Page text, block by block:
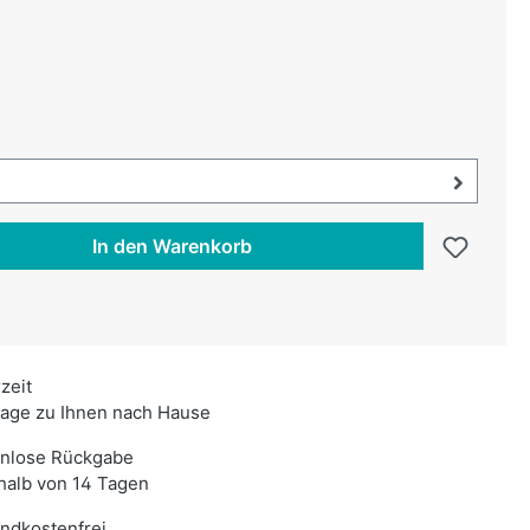
öffnen, aktuell ausgewählt:
In den Warenkorb
zu Ihnen nach Hause
Rückgabe
von 14 Tagen